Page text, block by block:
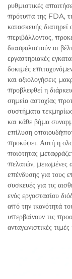
ρυθμιστικές
πρότυπα της FDA,
κατασκευής
περιβάλλοντος,
διασφαλιστούν οι
εργαστηριακές
δοκιμές
και αξιολογήσεις
προβλεφθεί η
σημεία αστοχίας
συστήματα
και κάθε βήμα
επίλυση
προκύψει. Αυτή η
ποιότητας
πελατών, μειωμένες
επένδυσης για τους
συσκευές για τις
ενός εργοστασίου
από την ικανότητά
υπερβαίνουν τις
ανταγωνιστικές